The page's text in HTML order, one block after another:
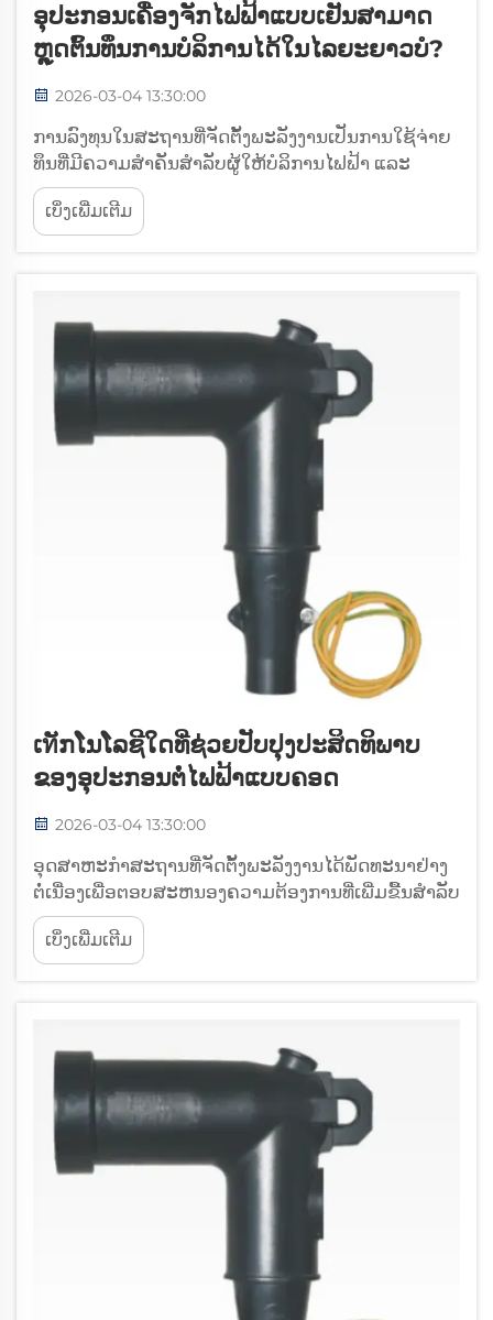
ອຸປະກອນເຄື່ອງຈັກໄຟຟ້າແບບເຢັນສາມາດ
ຫຼຸດຕົ້ນທຶນການບໍລິການໄດ້ໃນໄລຍະຍາວບໍ?
2026-03-04 13:30:00
ການລົງທุນໃນສະຖານທີ່ຈັດຕັ້ງພະລັງງານເປັນການໃຊ້ຈ່າຍ
ທຶນທີ່ມີຄວາມສຳຄັນສຳລັບຜູ້ໃຫ້ບໍລິການໄຟຟ້າ ແລະ
ສະຖານທີ່ອຸດສາຫະກຳ, ເຮັດໃຫ້ການພິຈາລະນາຄ່າໃຊ້
ຈ່າຍໃນໄລຍະຍາວເປັນສິ່ງທີ່ສຳຄັນຫຼາຍສຳລັບຜູ້ຕັດສິນ
ໃຈ. ອຸປະກອນຕໍ່ເຄເບີລ໌ເຢັນໄດ້ເກີດຂື້ນເປັນວິທີແກ້ໄຂທີ່
ເບິ່ງເພີ່ມເຕີມ
ເทັກໂນໂລຊີໃດທີ່ຊ່ວຍປັບປຸງປະສິດທິພາບ
ຂອງອຸປະກອນຕໍ່ໄຟຟ້າແບບຄອດ
2026-03-04 13:30:00
ອຸດສາຫະກຳສະຖານທີ່ຈັດຕັ້ງພະລັງງານໄດ້ພັດທະນາຢ່າງ
ຕໍ່ເນື່ອງເພື່ອຕອບສະຫນອງຄວາມຕ້ອງການທີ່ເພີ່ມຂື້ນສຳລັບ
ຄວາມເຊື່ອຖືໄດ້, ປະສິດທິພາບ, ແລະ ຄວາມປອດໄພ. ໃນ
ບັນດາສ່ວນປະກອບທີ່ສຳຄັນທີ່ຮັບປະກັນການສົ່ງຜ່ານ
ພະລັງງານທີ່ດີທີ່ສຸດ, ອຸປະກອນຕໍ່ເຄເບີລ໌ເຢັນໄດ້ເກີດຂື້ນເປັນ
ເບິ່ງເພີ່ມເຕີມ